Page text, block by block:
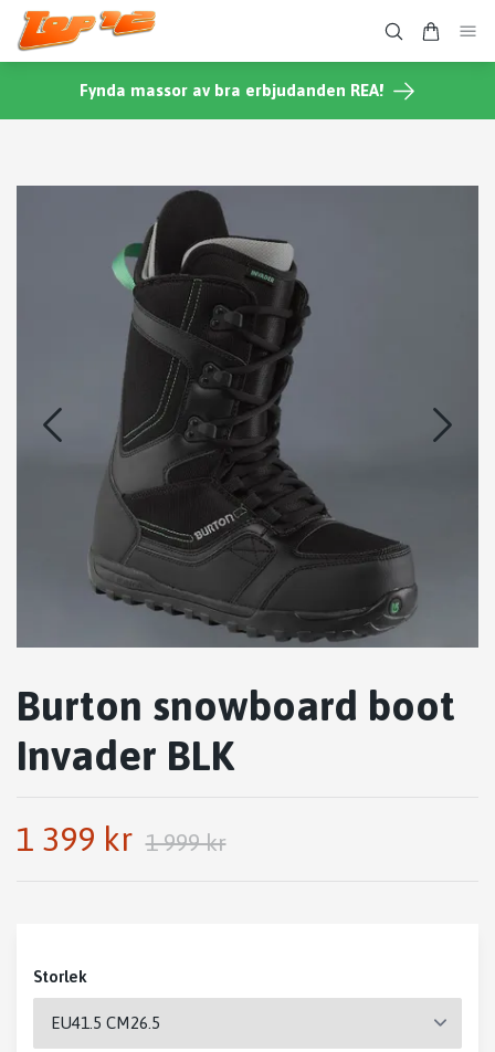
Fynda massor av bra erbjudanden REA!
Burton snowboard boot
Invader BLK
1 399 kr 1 999 kr
Storlek